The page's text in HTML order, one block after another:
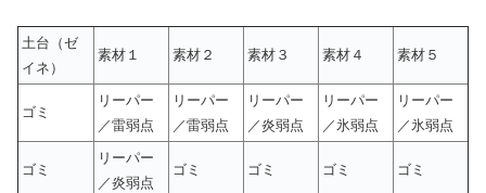
土台（ゼ
イネ）
素材１ 素材２ 素材３ 素材４ 素材５
ゴミ
リーパー
／雷弱点
リーパー
／雷弱点
リーパー
／炎弱点
リーパー
／氷弱点
リーパー
／氷弱点
ゴミ
リーパー
／炎弱点
ゴミ ゴミ ゴミ ゴミ